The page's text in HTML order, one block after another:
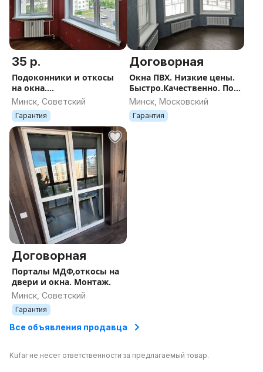
35 р.
Подоконники и откосы
на окна.
Монтаж,ремонт,замена.
Минск, Советский
Гарантия
Договорная
Окна ПВХ. Низкие цены.
Быстро.Качественно. Под
ключ.
Минск, Московский
Гарантия
Договорная
Порталы МДФ,откосы на
двери и окна. Монтаж.
Минск, Советский
Гарантия
Все объявления продавца
Kufar не несет ответственности за предлагаемый товар.